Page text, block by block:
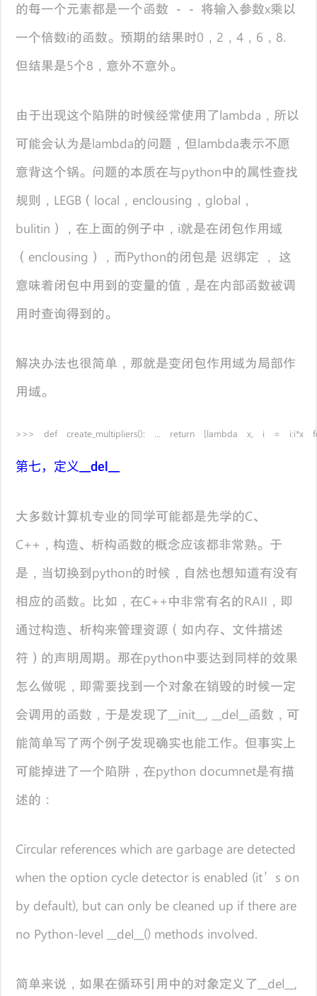
的每一个元素都是一个函数 －－ 将输入参数x乘以
一个倍数i的函数。预期的结果时0，2，4，6，8.
但结果是5个8，意外不意外。
由于出现这个陷阱的时候经常使用了lambda，所以
可能会认为是lambda的问题，但lambda表示不愿
意背这个锅。问题的本质在与python中的属性查找
规则，LEGB（local，enclousing，global，
bulitin），在上面的例子中，i就是在闭包作用域
（enclousing），而Python的闭包是 迟绑定 ， 这
意味着闭包中用到的变量的值，是在内部函数被调
用时查询得到的。
解决办法也很简单，那就是变闭包作用域为局部作
用域。
>>> def create_multipliers(): ... return [lambda x, i =
第七，定义__del__
大多数计算机专业的同学可能都是先学的C、
C++，构造、析构函数的概念应该都非常熟。于
是，当切换到python的时候，自然也想知道有没有
相应的函数。比如，在C++中非常有名的RAII，即
通过构造、析构来管理资源（如内存、文件描述
符）的声明周期。那在python中要达到同样的效果
怎么做呢，即需要找到一个对象在销毁的时候一定
会调用的函数，于是发现了__init__, __del__函数，可
能简单写了两个例子发现确实也能工作。但事实上
可能掉进了一个陷阱，在python documnet是有描
述的：
Circular references which are garbage are detected
when the option cycle detector is enabled (it’s on
by default), but can only be cleaned up if there are
no Python-level __del__() methods involved.
简单来说，如果在循环引用中的对象定义了__del__,